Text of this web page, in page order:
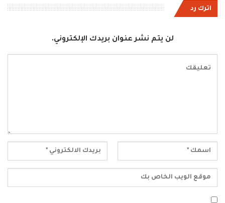
اترك رد
لن يتم نشر عنوان بريدك الإلكتروني.